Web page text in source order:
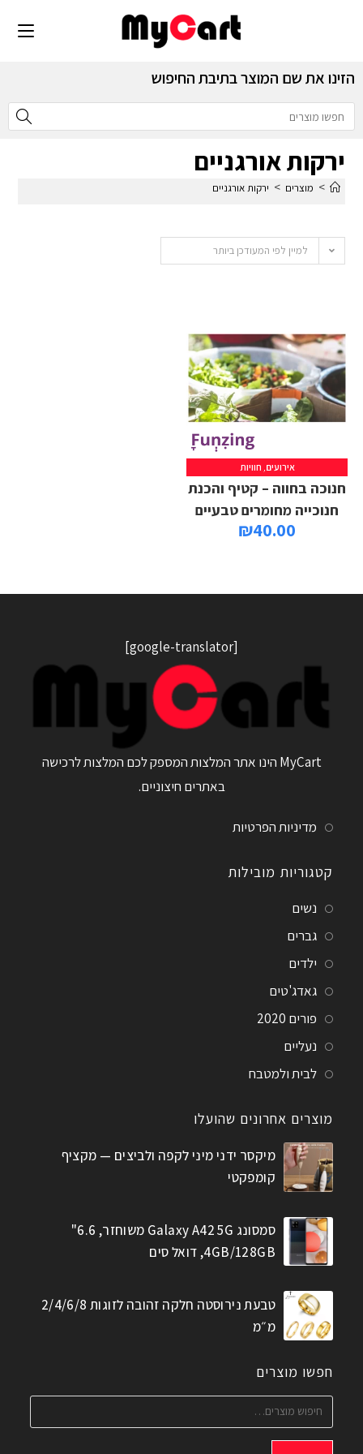
הזינו את שם המוצר בתיבת החיפוש
ירקות אורגניים
> מוצרים > ירקות אורגניים
למיין לפי המעודכן ביותר
אירועים, חוויות
חנוכה בחווה – קטיף והכנת
חנוכייה מחומרים טבעיים
₪40.00
[google-translator]
MyCart הינו אתר המלצות המספק לכם המלצות לרכישה
באתרים חיצוניים.
מדיניות הפרטיות
קטגוריות מובילות
נשים
גברים
ילדים
גאדג'טים
פורים 2020
נעליים
לבית ולמטבח
מוצרים אחרונים שהועלו
מיקסר ידני מיני לקפה ולביצים — מקציף
קומפקטי
סמסונג Galaxy A42 5G משוחזר, 6.6"
4GB/128GB, דואל סים
טבעת נירוסטה חלקה זהובה לזוגות 2/4/6/8
מ״מ
חפשו מוצרים